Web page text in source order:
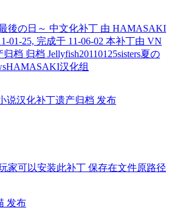
最後の日～ 中文化补丁 由 HAMASAKI
01-25, 完成于 11-06-02 本补丁由 VN
档 归档 Jellyfish20110125sisters夏の
汉化组
说汉化补丁遗产归档 发布
家可以安装此补丁 保存在文件原路径
发布